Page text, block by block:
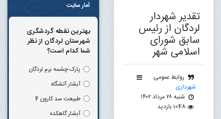
تقدیر شهردار
لردگان از رئیس
سابق شورای
اسلامی شهر
روابط عمومی
شهرداری
شنبه ۲۸ مرداد ۱۴۰۲
1048 بازدید
آمار سایت
بهترین نقطه گردشگری
شهرستان لردگان از نظر
شما کدام است؟
پارک چشمه برم لردگان
آبشار آتشگاه
طبیعت سد کارون 4
آبشار گاهکده